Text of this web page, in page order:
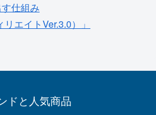
仕組み
エイトVer.3.0）」
ドと人気商品